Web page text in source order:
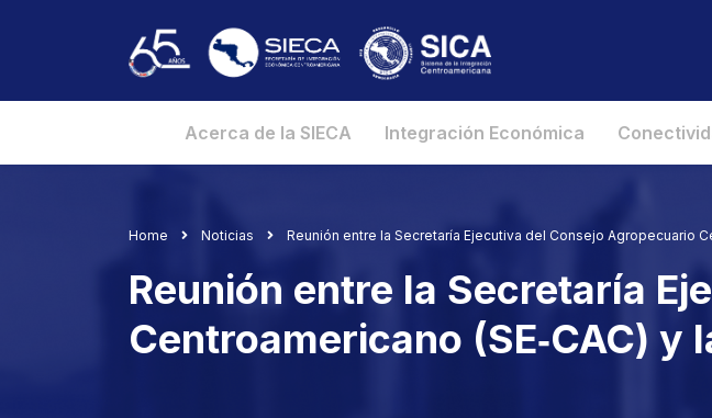
Acerca de la SIECA Integración Económica
Home Noticias Reunión entre la Secretaría Ejecutiva del Consejo Agropecuario
Reunión entre la Secretaría
Centroamericano (SE‑CAC) y